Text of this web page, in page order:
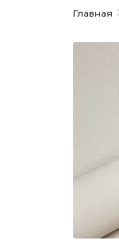
Главная